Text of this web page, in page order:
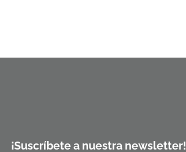
¡Suscríbete a nuestra newsletter!